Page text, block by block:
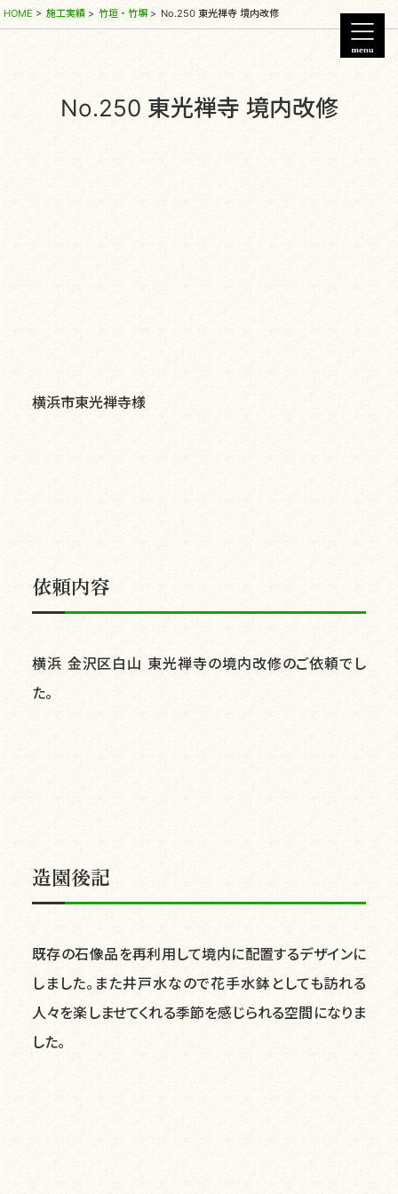
HOME > 施工実績 > 竹垣・竹塀> No.250 東光禅寺 境内改修
No.250 東光禅寺 境内改修
横浜市東光禅寺様
依頼内容
横浜 金沢区白山 東光禅寺の境内改修のご依頼でし
た。
造園後記
既存の石像品を再利用して境内に配置するデザインに
しました。また井戸水なので花手水鉢としても訪れる
人々を楽しませてくれる季節を感じられる空間になりま
した。